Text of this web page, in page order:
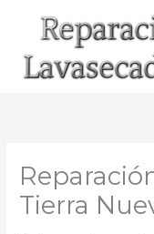
Tierra